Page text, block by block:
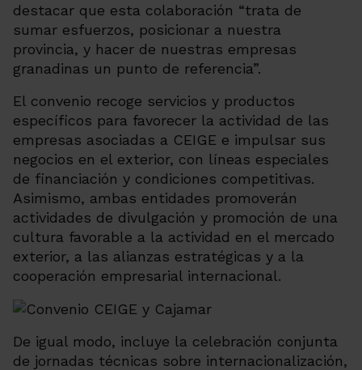
destacar que esta colaboración “trata de
sumar esfuerzos, posicionar a nuestra
provincia, y hacer de nuestras empresas
granadinas un punto de referencia”.
El convenio recoge servicios y productos
específicos para favorecer la actividad de las
empresas asociadas a CEIGE e impulsar sus
negocios en el exterior, con líneas especiales
de financiación y condiciones competitivas.
Asimismo, ambas entidades promoverán
actividades de divulgación y promoción de una
cultura favorable a la actividad en el mercado
exterior, a las alianzas estratégicas y a la
cooperación empresarial internacional.
De igual modo, incluye la celebración conjunta
de jornadas técnicas sobre internacionalización,